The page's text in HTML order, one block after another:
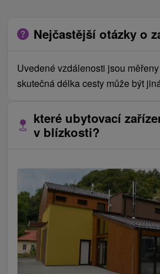
Nejčastější otázky o
Uvedené vzdálenosti jsou
skutečná délka cesty může být
které ubytovací
v blízkosti?